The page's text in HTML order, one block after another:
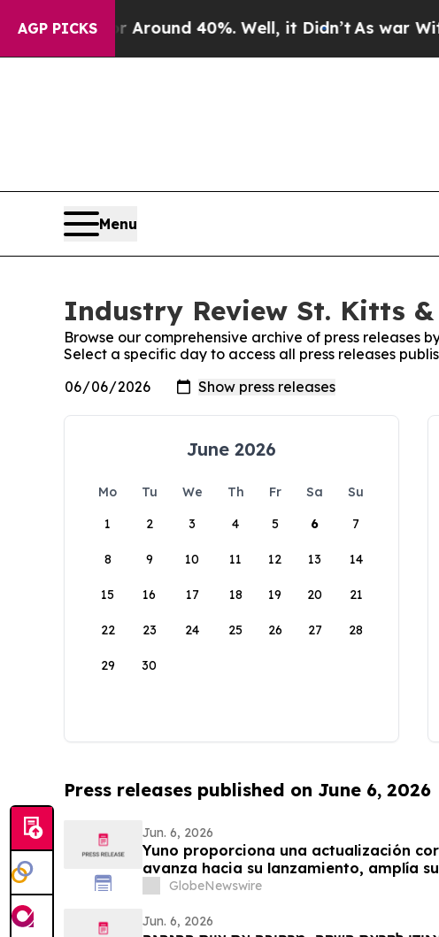
AGP PICKS
a Floor Around 40%. Well, it Didn’t As war With
Menu
Industry Review St. Kitts &
Browse our comprehensive archive of press releases
Select a specific day to access all press releases
June 2026
Mo Tu We Th Fr Sa
Su
1
2 3 4 5 6 7
8 9 10 11 12 13 14
15 16 17 18 19 20 21
22 23 24 25 26 27 28
29 30
Press releases published on June 6, 2026
Jun. 6, 2026
Yuno proporciona una actualización
avanza hacia su lanzamiento, amplía
con talento proveniente de Binance y
GlobeNewswire
Jun. 6, 2026